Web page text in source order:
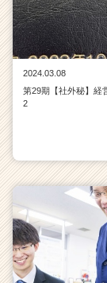
2024.03.08
第29期【社外秘】経
2